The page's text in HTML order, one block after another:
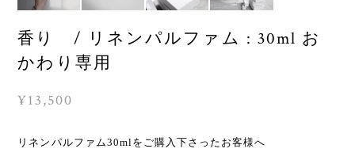
香り / リネンパルファム : 30ml お
かわり専用
¥13,500
リネンパルファム30mlをご購入下さったお客様へ